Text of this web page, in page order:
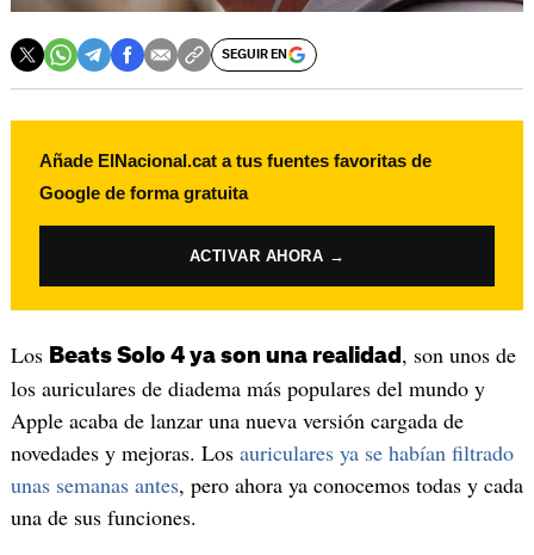
SEGUIR EN
Añade ElNacional.cat a tus fuentes favoritas de
Google de forma gratuita
ACTIVAR AHORA →
Los Beats Solo 4 ya son una realidad , son unos de
los auriculares de diadema más populares del mundo y
Apple acaba de lanzar una nueva versión cargada de
novedades y mejoras. Los auriculares ya se habían filtrado
unas semanas antes, pero ahora ya conocemos todas y cada
una de sus funciones.